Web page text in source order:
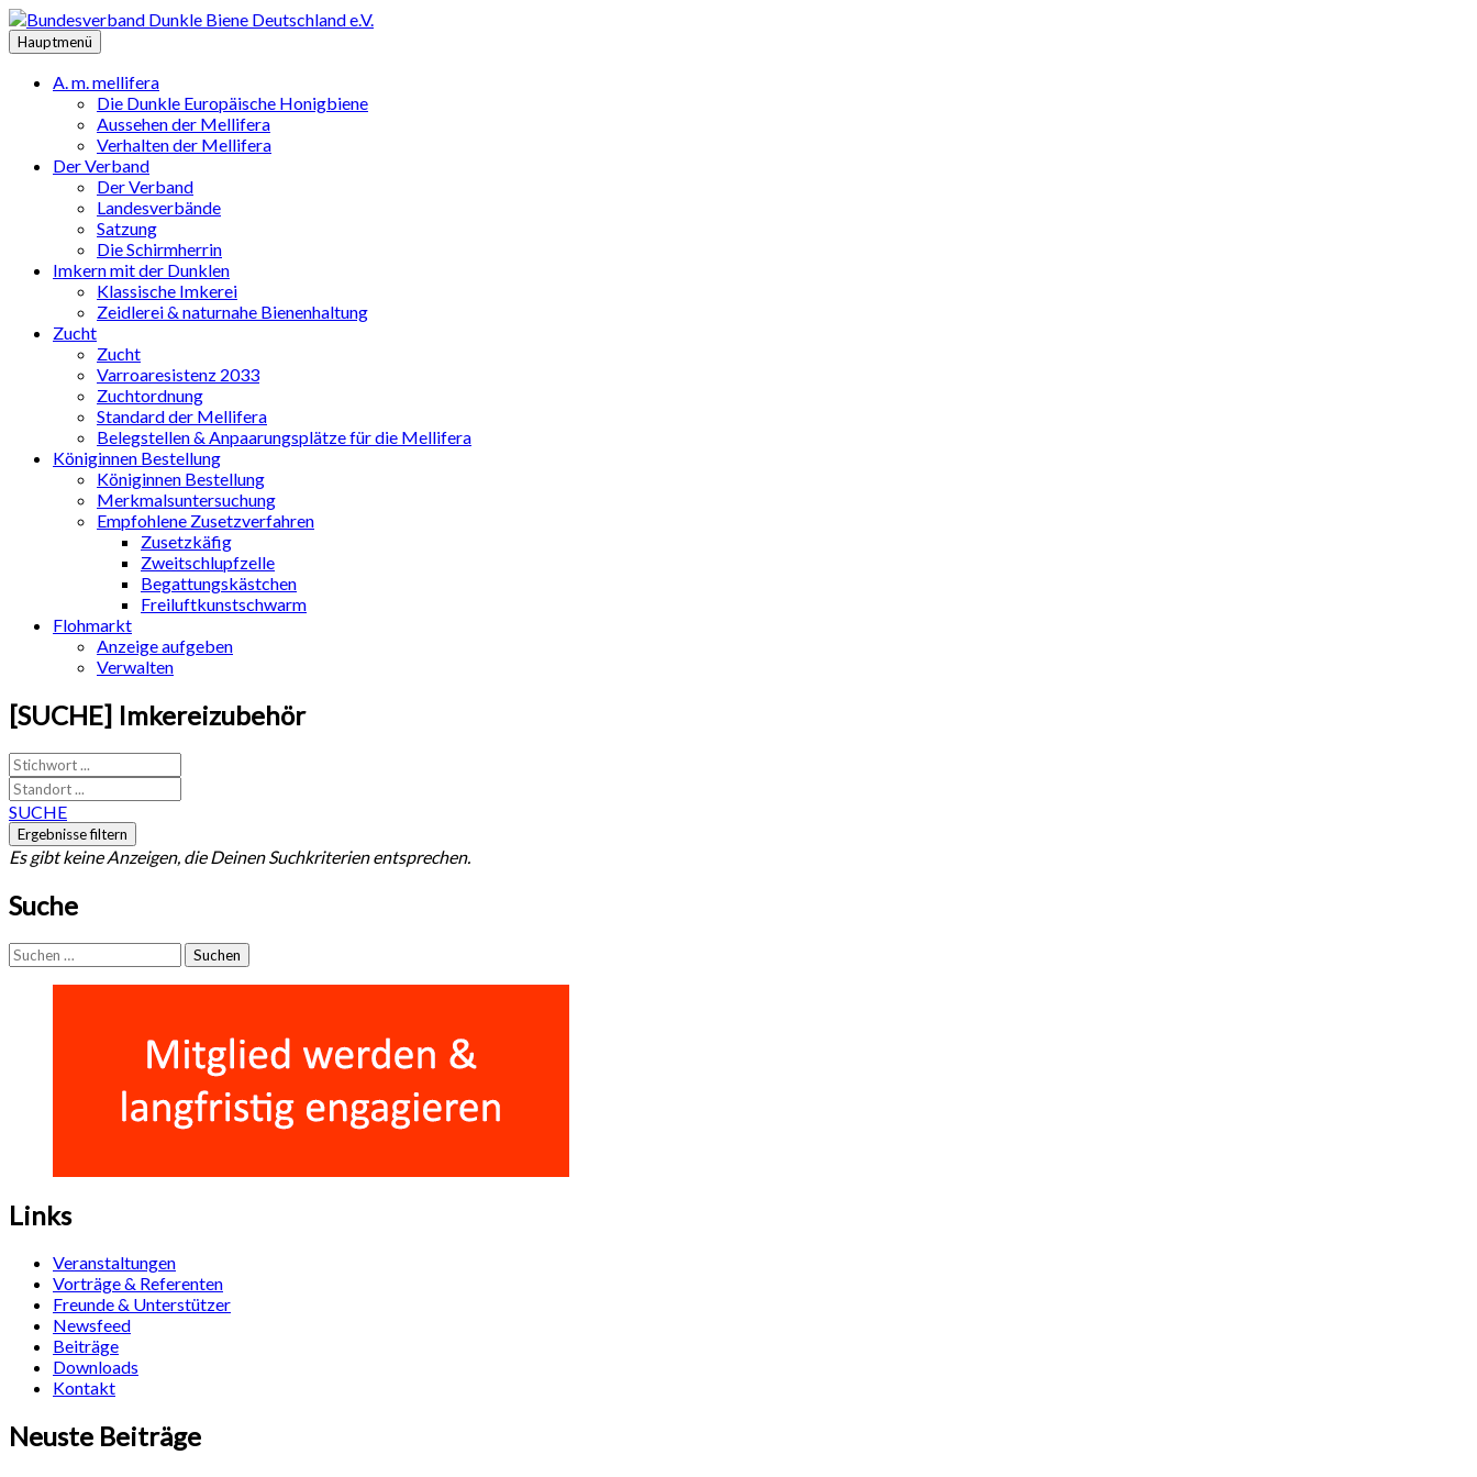
Zum
Inhalt
springen
Hauptmenü
A. m. mellifera
Die Dunkle Europäische Honigbiene
Aussehen der Mellifera
Verhalten der Mellifera
Der Verband
Der Verband
Landesverbände
Satzung
Die Schirmherrin
Imkern mit der Dunklen
Klassische Imkerei
Zeidlerei & naturnahe Bienenhaltung
Zucht
Zucht
Varroaresistenz 2033
Zuchtordnung
Standard der Mellifera
Belegstellen & Anpaarungsplätze für die Mellifera
Königinnen Bestellung
Königinnen Bestellung
Merkmalsuntersuchung
Empfohlene Zusetzverfahren
Zusetzkäfig
Zweitschlupfzelle
Begattungskästchen
Freiluftkunstschwarm
Flohmarkt
Anzeige aufgeben
Verwalten
[SUCHE] Imkereizubehör
SUCHE
Es gibt keine Anzeigen, die Deinen Suchkriterien entsprechen.
Suche
Suchen
nach:
Links
Veranstaltungen
Vorträge & Referenten
Freunde & Unterstützer
Newsfeed
Beiträge
Downloads
Kontakt
Neuste Beiträge